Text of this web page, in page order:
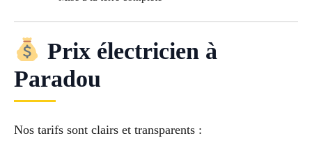
Prix électricien à
Paradou
Nos tarifs sont clairs et transparents :